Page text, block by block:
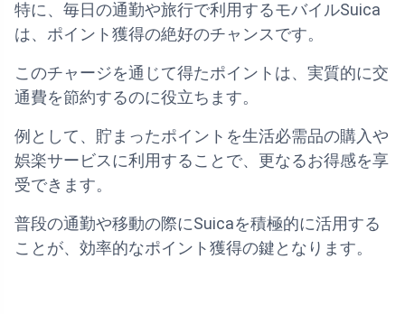
特に、毎日の通勤や旅行で利用するモバイルSuica
は、ポイント獲得の絶好のチャンスです。
このチャージを通じて得たポイントは、実質的に交
通費を節約するのに役立ちます。
例として、貯まったポイントを生活必需品の購入や
娯楽サービスに利用することで、更なるお得感を享
受できます。
普段の通勤や移動の際にSuicaを積極的に活用する
ことが、効率的なポイント獲得の鍵となります。